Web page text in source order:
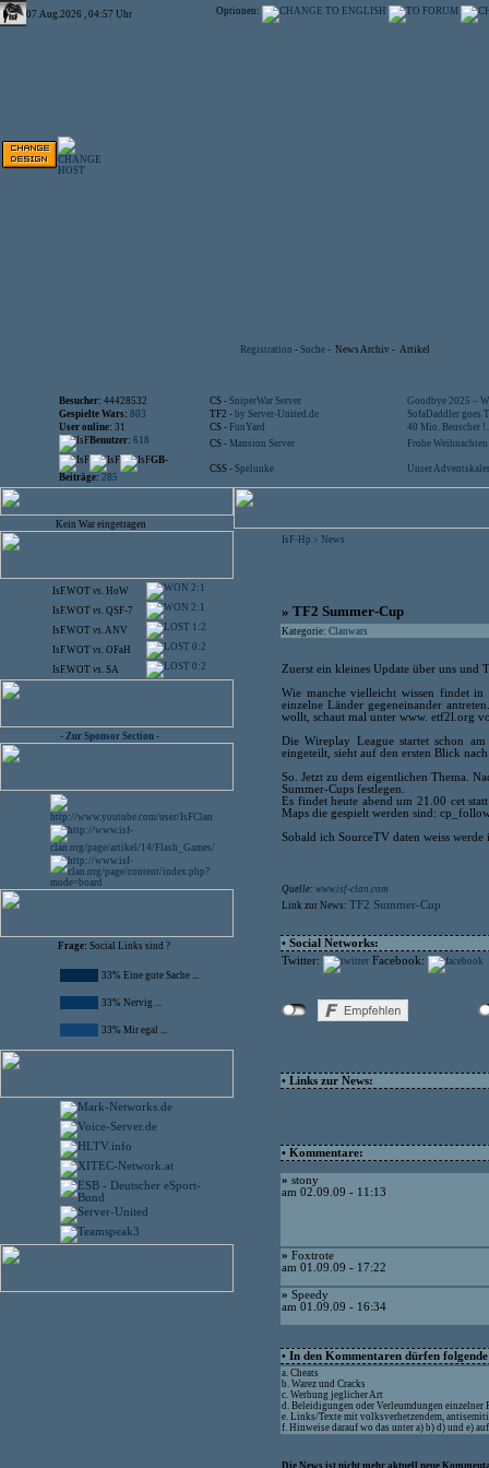
07.Aug.2026 , 04:57 Uhr Optionen:
Registration - Suche - News Archiv - Artikel
Besucher: 44428532 CS - SniperWar Server
Goodbye 2025 –
Gespielte Wars: 803 TF2 - by Server-United.de
SofaDaddler goes
User online: 31 CS - FunYard
40 Mio. Beuscher
Benutzer: 618 CS - Mansion Server
Frohe
GB-
Beiträge: 285
CSS - Spelunke Unser
Kein War eingetragen
IsF.WOT vs. HoW 2:1
IsF.WOT vs. QSF-7 2:1
IsF.WOT vs.ANV 1:2
IsF.WOT vs. OFaH 0:2
IsF.WOT vs. SA 0:2
- Zur Sponsor Section -
Frage: Social Links sind ?
33% Eine gute Sache ...
33% Nervig ...
33% Mir egal ...
IsF-Hp > News
» TF2 Summer-Cup
Kategorie: Clanwars
Zuerst ein kleines Update über uns und
Wie manche vielleicht wissen findet in
einzelne Länder gegeneinander
wollt, schaut mal unter www. etf2l.org
Die Wireplay League startet schon
eingeteilt, sieht auf den ersten Blick
So. Jetzt zu dem eigentlichen Thema.
Summer-Cups festlegen.
Es findet heute abend um 21.00 cet
Maps die gespielt werden sind:
Sobald ich SourceTV daten weiss
Quelle: www.isf-clan.com
Link zur News: TF2 Summer-Cup
• Social Networks:
Twitter:
Facebook:
• Links zur News:
• Kommentare:
» stony
am 02.09.09 - 11:13
» Foxtrote
am 01.09.09 - 17:22
» Speedy
am 01.09.09 - 16:34
• In den Kommentaren dürfen
a. Cheats
b. Warez und Cracks
c. Werbung jeglicher Art
d. Beleidigungen oder Verleumdungen einzelner
e. Links/Texte mit volksverhetzendem,
f. Hinweise darauf wo das unter a) b) d) und e)
Die News ist nicht mehr aktuell neue